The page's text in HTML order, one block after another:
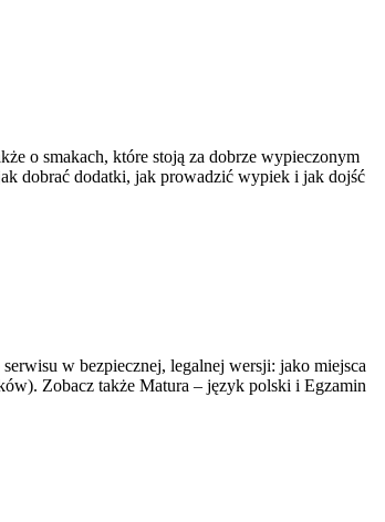
o smakach, które stoją za dobrze wypieczonym
dobrać dodatki, jak prowadzić wypiek i jak dojść
w bezpiecznej, legalnej wersji: jako miejsca
Zobacz także Matura – język polski i Egzamin